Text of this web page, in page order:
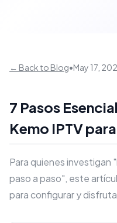
← Back to Blog•May 17,
7 Pasos
Kemo IPTV
Para quienes investigan
paso a paso", este
para configurar y